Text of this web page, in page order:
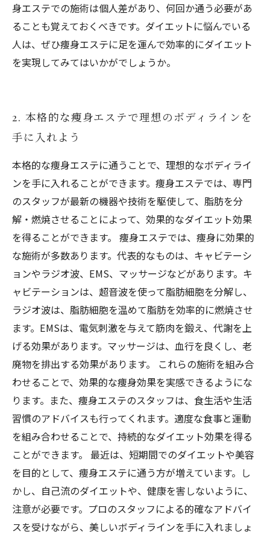
身エステでの施術は個人差があり、何回か通う必要があ
ることも覚えておくべきです。ダイエットに悩んでいる
人は、ぜひ痩身エステに足を運んで効率的にダイエット
を実現してみてはいかがでしょうか。
2. 本格的な痩身エステで理想のボディラインを
手に入れよう
本格的な痩身エステに通うことで、理想的なボディライ
ンを手に入れることができます。痩身エステでは、専門
のスタッフが最新の機器や技術を駆使して、脂肪を分
解・燃焼させることによって、効果的なダイエット効果
を得ることができます。 痩身エステでは、痩身に効果的
な施術が多数あります。代表的なものは、キャビテーシ
ョンやラジオ波、EMS、マッサージなどがあります。キ
ャビテーションは、超音波を使って脂肪細胞を分解し、
ラジオ波は、脂肪細胞を温めて脂肪を効率的に燃焼させ
ます。EMSは、電気刺激を与えて筋肉を鍛え、代謝を上
げる効果があります。マッサージは、血行を良くし、老
廃物を排出する効果があります。 これらの施術を組み合
わせることで、効果的な痩身効果を実感できるようにな
ります。また、痩身エステのスタッフは、食生活や生活
習慣のアドバイスも行ってくれます。適度な食事と運動
を組み合わせることで、持続的なダイエット効果を得る
ことができます。 最近は、短期間でのダイエットや美容
を目的として、痩身エステに通う方が増えています。し
かし、自己流のダイエットや、健康を害しないように、
注意が必要です。プロのスタッフによる的確なアドバイ
スを受けながら、美しいボディラインを手に入れましょ